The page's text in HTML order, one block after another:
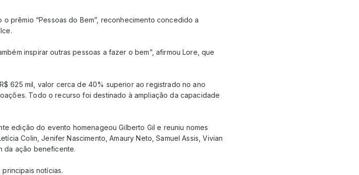
prêmio “Pessoas do Bem”, reconhecimento concedido a
inspirar outras pessoas a fazer o bem”, afirmou Lore, que
625 mil, valor cerca de 40% superior ao registrado no ano
Todo o recurso foi destinado à ampliação da capacidade
edição do evento homenageou Gilberto Gil e reuniu nomes
Colin, Jenifer Nascimento, Amaury Neto, Samuel Assis, Vivian
da ação beneficente.
notícias.